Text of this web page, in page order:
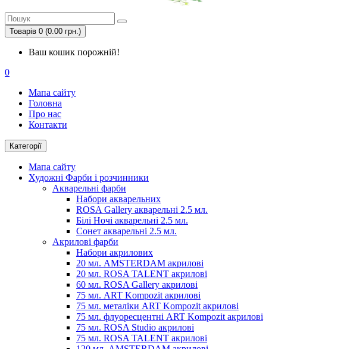
Товарів 0 (0.00 грн.)
Ваш кошик порожній!
0
Мапа сайту
Головна
Про нас
Контакти
Категорії
Мапа сайту
Художні Фарби і розчинники
Акварельні фарби
Набори акварельних
ROSA Gallery акварельні 2.5 мл.
Білі Ночі акварельні 2.5 мл.
Сонет акварельні 2.5 мл.
Акрилові фарби
Набори акрилових
20 мл. AMSTERDAM акрилові
20 мл. ROSA TALENT акрилові
60 мл. ROSA Gallery акрилові
75 мл. ART Kompozit акрилові
75 мл. металіки ART Kompozit акрилові
75 мл. флуоресцентні ART Kompozit акрилові
75 мл. ROSA Studio акрилові
75 мл. ROSA TALENT акрилові